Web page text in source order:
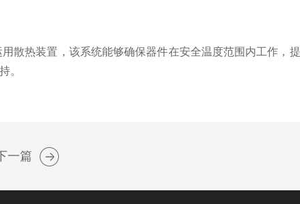
热装置，该系统能够确保器件在安全温度范围内工作，
。
一篇